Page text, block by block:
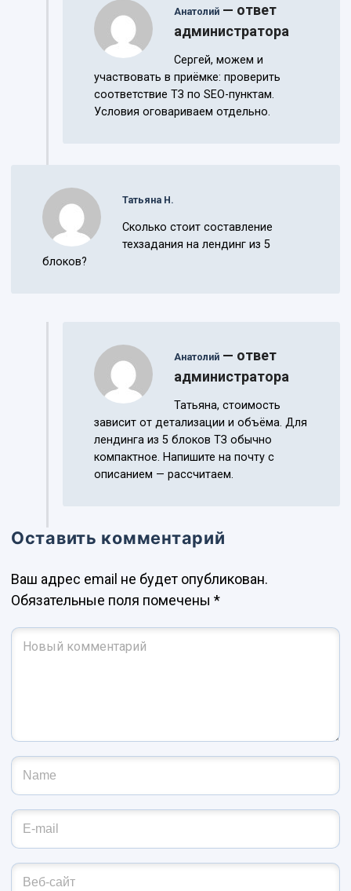
Анатолий— ответ
администратора
Сергей, можем и
участвовать в приёмке: проверить
соответствие ТЗ по SEO-пунктам.
Условия оговариваем отдельно.
Татьяна Н.
Сколько стоит составление
техзадания на лендинг из 5
блоков?
Анатолий— ответ
администратора
Татьяна, стоимость
зависит от детализации и объёма. Для
лендинга из 5 блоков ТЗ обычно
компактное. Напишите на почту с
описанием — рассчитаем.
Оставить комментарий
Ваш адрес email не будет опубликован.
Обязательные поля помечены *
Ваш комментарий
Имя и фамилия
Адрес эл. почты
Веб-сайт